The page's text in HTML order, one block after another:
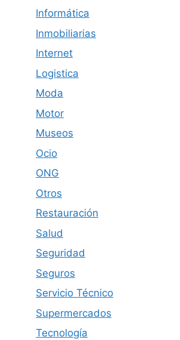
Informática
Inmobiliarias
Internet
Logistica
Moda
Motor
Museos
Ocio
ONG
Otros
Restauración
Salud
Seguridad
Seguros
Servicio Técnico
Supermercados
Tecnología